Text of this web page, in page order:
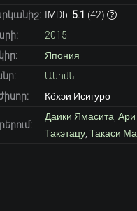
IMDb: 5.1 (42)
2015
Япония
Անիմե
Кёхэи Исигуро
Даики Ямасита Ари
Такэтацу, Такаси